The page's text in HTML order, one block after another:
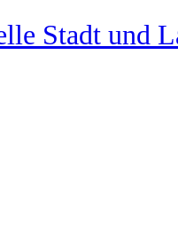
Stadt und